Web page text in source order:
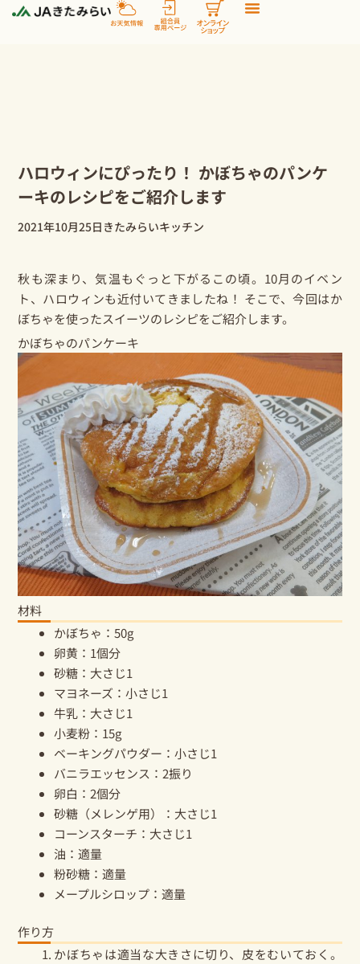
ハロウィンにぴったり！ かぼちゃのパンケ
ーキのレシピをご紹介します
2021年10月25日 きたみらいキッチン
秋も深まり、気温もぐっと下がるこの頃。10月のイベン
ト、ハロウィンも近付いてきましたね！ そこで、今回はか
ぼちゃを使ったスイーツのレシピをご紹介します。
かぼちゃのパンケーキ
材料
かぼちゃ：50g
卵黄：1個分
砂糖：大さじ1
マヨネーズ：小さじ1
牛乳：大さじ1
小麦粉：15g
ベーキングパウダー：小さじ1
バニラエッセンス：2振り
卵白：2個分
砂糖（メレンゲ用）：大さじ1
コーンスターチ：大さじ1
油：適量
粉砂糖：適量
メープルシロップ：適量
作り方
かぼちゃは適当な大きさに切り、皮をむいておく。